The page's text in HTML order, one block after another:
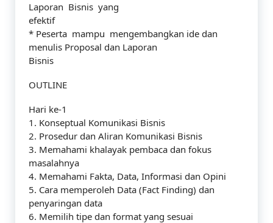
Laporan Bisnis yang
efektif
* Peserta mampu mengembangkan ide dan
menulis Proposal dan Laporan
Bisnis
OUTLINE
Hari ke-1
1. Konseptual Komunikasi Bisnis
2. Prosedur dan Aliran Komunikasi Bisnis
3. Memahami khalayak pembaca dan fokus
masalahnya
4. Memahami Fakta, Data, Informasi dan Opini
5. Cara memperoleh Data (Fact Finding) dan
penyaringan data
6. Memilih tipe dan format yang sesuai